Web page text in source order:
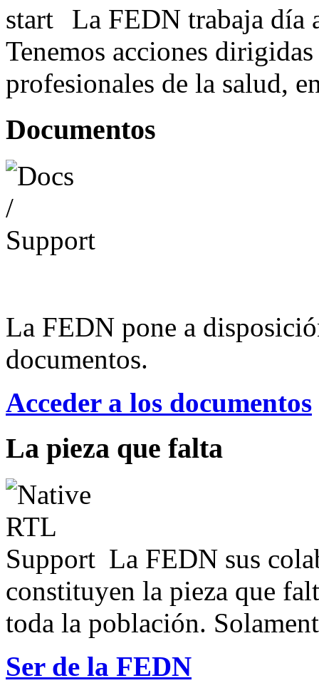
La FEDN trabaja día
Tenemos acciones
profesionales de la salud,
Documentos
La FEDN pone a
documentos.
Acceder a los documentos
La pieza que falta
La FEDN sus
constituyen la pieza que
toda la población.
Ser de la FEDN